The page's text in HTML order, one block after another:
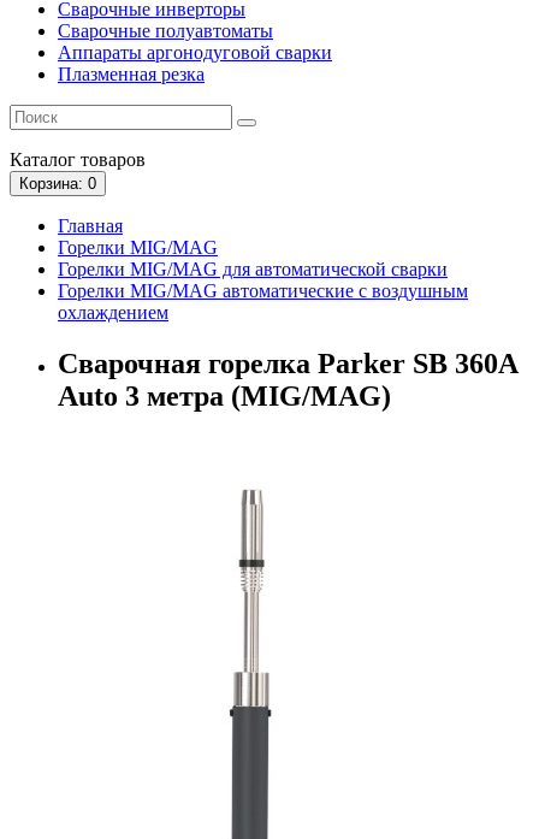
Сварочные инверторы
Сварочные полуавтоматы
Аппараты аргонодуговой сварки
Плазменная резка
Каталог товаров
Корзина: 0
Главная
Горелки MIG/MAG
Горелки MIG/MAG для автоматической сварки
Горелки MIG/MAG автоматические с воздушным
охлаждением
Сварочная горелка Parker SB 360A
Auto 3 метра (MIG/MAG)